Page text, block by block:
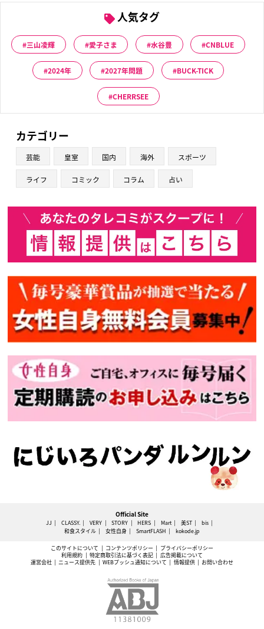
人気タグ
三山凌輝 愛子さま 水谷豊 CNBLUE
2024年 2027年問題 BUCK-TICK
CHERRSEE
カテゴリー
芸能 皇室 国内 海外 スポーツ
ライフ コミック コラム 占い
Official Site
JJ CLASSY. VERY STORY HERS Mart 美ST
bis
和食スタイル
女性自身 SmartFLASH kokode.jp
このサイトについて コンテンツポリシー
プライバシーポリシー
利用規約
特定商取引法に基づく表記
広告掲載について
運営会社
ニュース提供先 WEBプッシュ通知について 情報提供 お問い合わせ